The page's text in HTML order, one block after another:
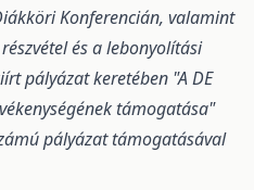
Konferencián, valamint
és a lebonyolítási
pályázat keretében "A DE
támogatása"
pályázat támogatásával